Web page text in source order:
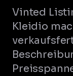
Vinted
Kleidio